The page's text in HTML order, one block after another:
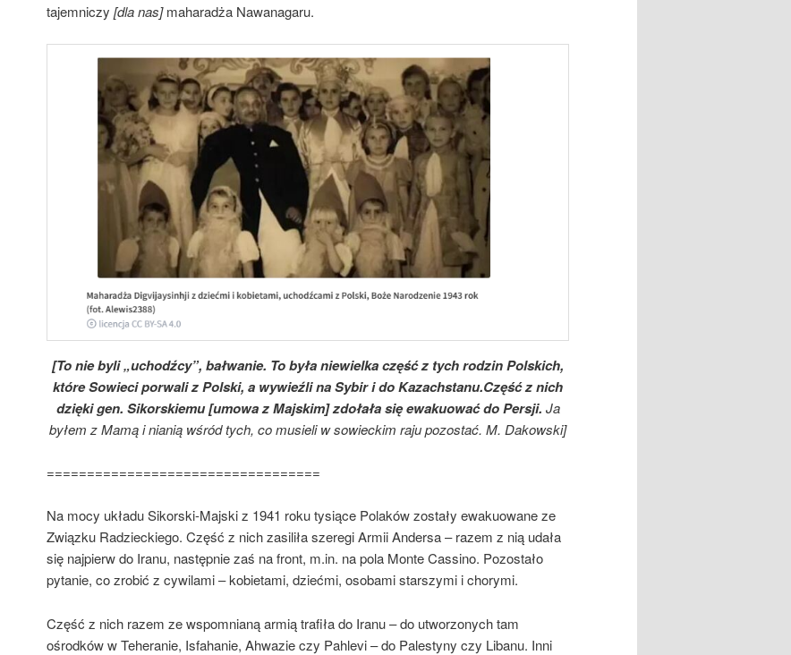
tajemniczy [dla nas]maharadża Nawanagaru.
[To nie byli „uchodźcy”, bałwanie. To była niewielka część z tych rodzin Polskich,
które Sowieci porwali z Polski, a wywieźli na Sybir i do Kazachstanu.Część z nich
dzięki gen. Sikorskiemu [umowa z Majskim] zdołała się ewakuować do Persji. Ja
byłem z Mamą i nianią wśród tych, co musieli w sowieckim raju pozostać. M. Dakowski]
==================================
Na mocy układu Sikorski-Majski z 1941 roku tysiące Polaków zostały ewakuowane ze
Związku Radzieckiego. Część z nich zasiliła szeregi Armii Andersa – razem z nią udała
się najpierw do Iranu, następnie zaś na front, m.in. na pola Monte Cassino. Pozostało
pytanie, co zrobić z cywilami – kobietami, dziećmi, osobami starszymi i chorymi.
Część z nich razem ze wspomnianą armią trafiła do Iranu – do utworzonych tam
ośrodków w Teheranie, Isfahanie, Ahwazie czy Pahlevi – do Palestyny czy Libanu. Inni